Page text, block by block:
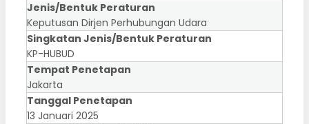
Jenis/Bentuk Peraturan
Keputusan Dirjen Perhubungan Udara
Singkatan Jenis/Bentuk Peraturan
KP-HUBUD
Tempat Penetapan
Jakarta
Tanggal Penetapan
13 Januari 2025